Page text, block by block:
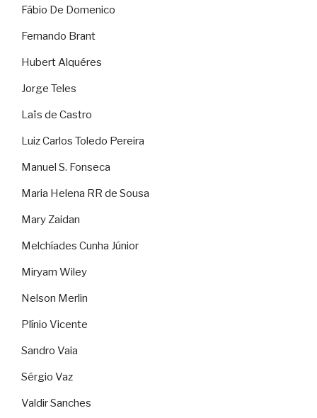
Fábio De Domenico
Fernando Brant
Hubert Alquéres
Jorge Teles
Laïs de Castro
Luiz Carlos Toledo Pereira
Manuel S. Fonseca
Maria Helena RR de Sousa
Mary Zaidan
Melchíades Cunha Júnior
Miryam Wiley
Nelson Merlin
Plínio Vicente
Sandro Vaia
Sérgio Vaz
Valdir Sanches